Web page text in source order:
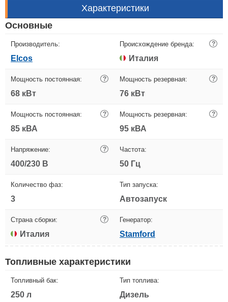
Характеристики
Основные
Производитель:
Elcos
Происхождение бренда: ?
Италия
Мощность постоянная: ?
68 кВт
Мощность резервная: ?
76 кВт
Мощность постоянная: ?
85 кВА
Мощность резервная: ?
95 кВА
Напряжение: ?
400/230 В
Частота:
50 Гц
Количество фаз:
3
Тип запуска:
Автозапуск
Страна сборки: ?
Италия
Генератор:
Stamford
Топливные характеристики
Топливный бак:
250 л
Тип топлива:
Дизель